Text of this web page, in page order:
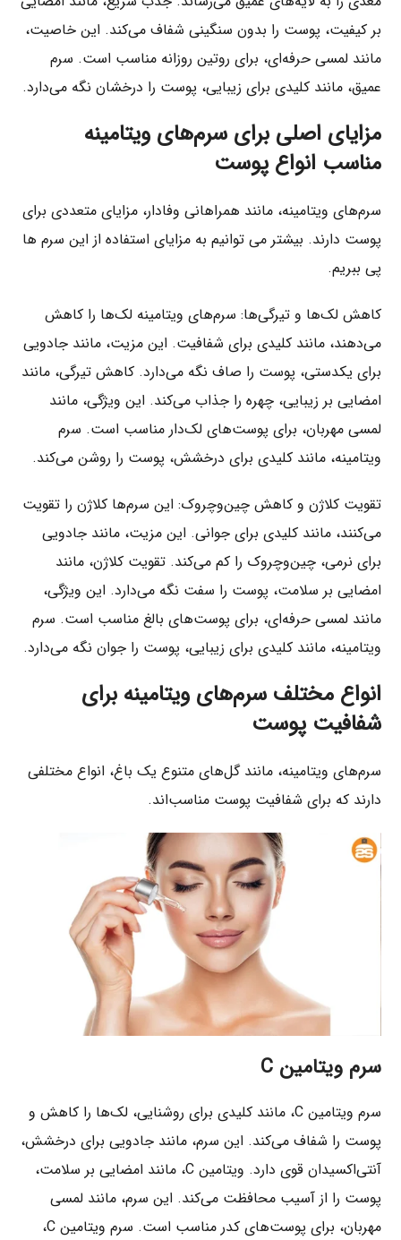
بر کیفیت، پوست را بدون سنگینی شفاف می‌کند. این خاصیت،
مانند لمسی حرفه‌ای، برای روتین روزانه مناسب است. سرم
عمیق، مانند کلیدی برای زیبایی، پوست را درخشان نگه می‌دارد.
مزایای اصلی برای سرم‌های ویتامینه
مناسب انواع پوست
سرم‌های ویتامینه، مانند همراهانی وفادار، مزایای متعددی برای
پوست دارند. بیشتر می توانیم به مزایای استفاده از این سرم ها
پی ببریم.
کاهش لک‌ها و تیرگی‌ها: سرم‌های ویتامینه لک‌ها را کاهش
می‌دهند، مانند کلیدی برای شفافیت. این مزیت، مانند جادویی
برای یکدستی، پوست را صاف نگه می‌دارد. کاهش تیرگی، مانند
امضایی بر زیبایی، چهره را جذاب می‌کند. این ویژگی، مانند
لمسی مهربان، برای پوست‌های لک‌دار مناسب است. سرم
ویتامینه، مانند کلیدی برای درخشش، پوست را روشن می‌کند.
تقویت کلاژن و کاهش چین‌وچروک: این سرم‌ها کلاژن را تقویت
می‌کنند، مانند کلیدی برای جوانی. این مزیت، مانند جادویی
برای نرمی، چین‌وچروک را کم می‌کند. تقویت کلاژن، مانند
امضایی بر سلامت، پوست را سفت نگه می‌دارد. این ویژگی،
مانند لمسی حرفه‌ای، برای پوست‌های بالغ مناسب است. سرم
ویتامینه، مانند کلیدی برای زیبایی، پوست را جوان نگه می‌دارد.
انواع مختلف سرم‌های ویتامینه برای
شفافیت پوست
سرم‌های ویتامینه، مانند گل‌های متنوع یک باغ، انواع مختلفی
دارند که برای شفافیت پوست مناسب‌اند.
سرم ویتامین C
سرم ویتامین C، مانند کلیدی برای روشنایی، لک‌ها را کاهش و
پوست را شفاف می‌کند. این سرم، مانند جادویی برای درخشش،
آنتی‌اکسیدان قوی دارد. ویتامین C، مانند امضایی بر سلامت،
پوست را از آسیب محافظت می‌کند. این سرم، مانند لمسی
مهربان، برای پوست‌های کدر مناسب است. سرم ویتامین C،